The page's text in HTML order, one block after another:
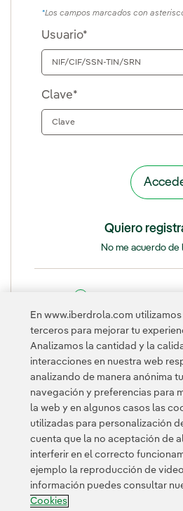
Los campos marcados con
Usuario*
Clave*
Quiero
No me acuerdo de
de privacidady losTérminos de
Contacta Clientes Política de
Transparencia en el uso de la IA
En www.iberdrola.com
terceros para mejorar tu
Analizamos la cantidad y la
interacciones en nuestra web
analizando de manera anónima
navegación y preferencias para
la web y en algunos casos las
utilizadas para personalización
cuenta que la no aceptación de
interferir en el correcto
ejemplo la reproducción de
información puedes consultar
Cookies